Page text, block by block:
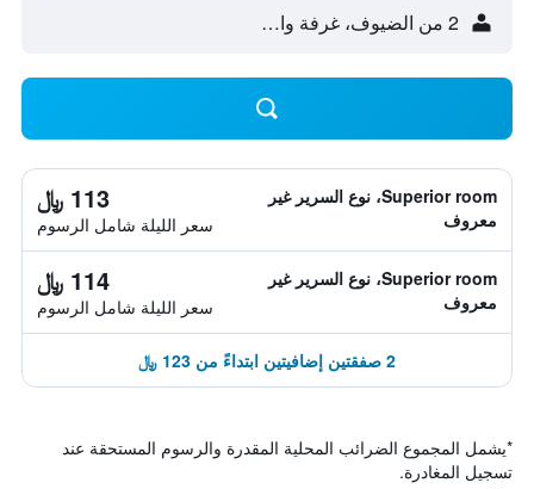
2 من الضيوف، غرفة واحدة
Superior room، نوع السرير غير
معروف
113 ﷼
سعر الليلة شامل الرسوم
Superior room، نوع السرير غير
معروف
114 ﷼
سعر الليلة شامل الرسوم
2 صفقتين إضافيتين ابتداءً من 123 ﷼
*يشمل المجموع الضرائب المحلية المقدرة والرسوم المستحقة عند
تسجيل المغادرة.